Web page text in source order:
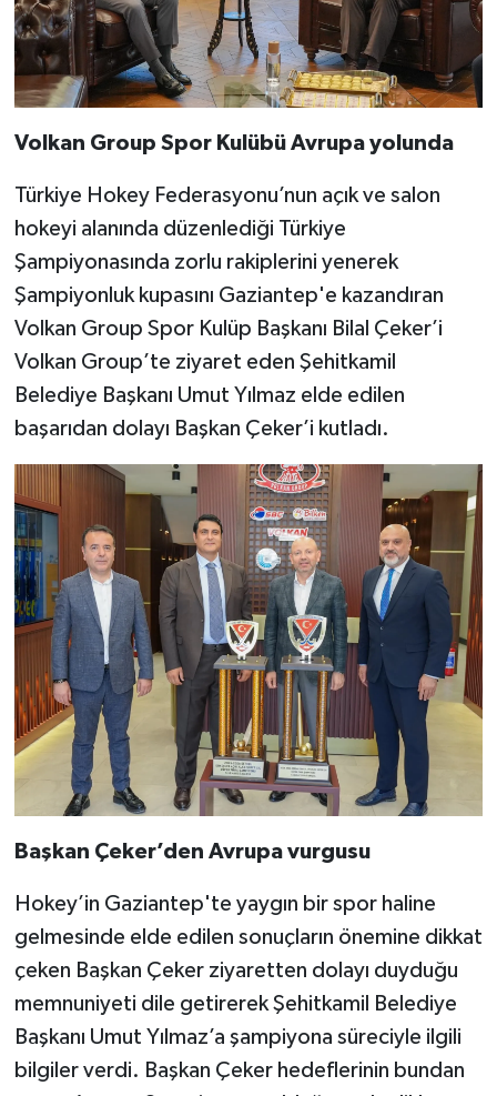
Volkan Group Spor Kulübü Avrupa yolunda
Türkiye Hokey Federasyonu’nun açık ve salon
hokeyi alanında düzenlediği Türkiye
Şampiyonasında zorlu rakiplerini yenerek
Şampiyonluk kupasını Gaziantep'e kazandıran
Volkan Group Spor Kulüp Başkanı Bilal Çeker’i
Volkan Group’te ziyaret eden Şehitkamil
Belediye Başkanı Umut Yılmaz elde edilen
başarıdan dolayı Başkan Çeker’i kutladı.
Başkan Çeker’den Avrupa vurgusu
Hokey’in Gaziantep'te yaygın bir spor haline
gelmesinde elde edilen sonuçların önemine dikkat
çeken Başkan Çeker ziyaretten dolayı duyduğu
memnuniyeti dile getirerek Şehitkamil Belediye
Başkanı Umut Yılmaz’a şampiyona süreciyle ilgili
bilgiler verdi. Başkan Çeker hedeflerinin bundan